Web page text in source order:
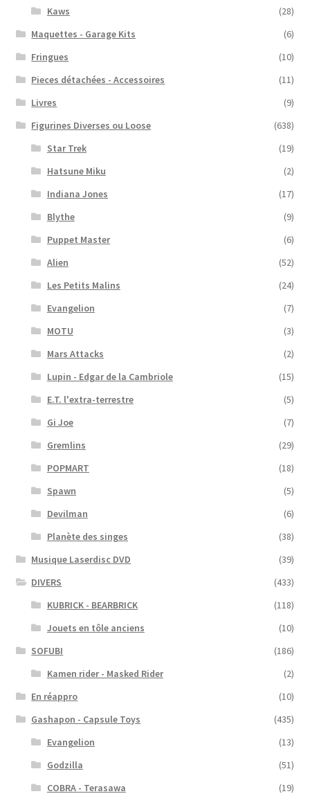
Kaws
(28)
Maquettes - Garage Kits
(6)
Fringues
(10)
Pieces détachées - Accessoires
(11)
Livres
(9)
Figurines Diverses ou Loose
(638)
Star Trek
(19)
Hatsune Miku
(2)
Indiana Jones
(17)
Blythe
(9)
Puppet Master
(6)
Alien
(52)
Les Petits Malins
(24)
Evangelion
(7)
MOTU
(3)
Mars Attacks
(2)
Lupin - Edgar de la Cambriole
(15)
E.T. l'extra-terrestre
(5)
Gi Joe
(7)
Gremlins
(29)
POPMART
(18)
Spawn
(5)
Devilman
(6)
Planète des singes
(38)
Musique Laserdisc DVD
(39)
DIVERS
(433)
KUBRICK - BEARBRICK
(118)
Jouets en tôle anciens
(10)
SOFUBI
(186)
Kamen rider - Masked Rider
(2)
En réappro
(10)
Gashapon - Capsule Toys
(435)
Evangelion
(13)
Godzilla
(51)
COBRA - Terasawa
(19)